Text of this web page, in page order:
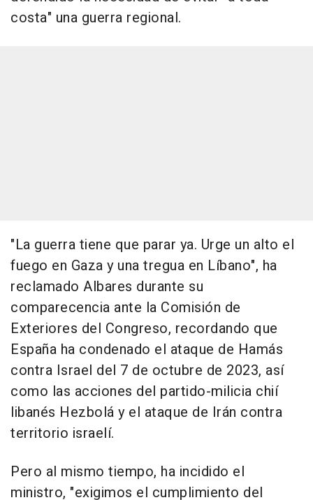
costa" una guerra regional.
"La guerra tiene que parar ya. Urge un alto el
fuego en Gaza y una tregua en Líbano", ha
reclamado Albares durante su
comparecencia ante la Comisión de
Exteriores del Congreso, recordando que
España ha condenado el ataque de Hamás
contra Israel del 7 de octubre de 2023, así
como las acciones del partido-milicia chií
libanés Hezbolá y el ataque de Irán contra
territorio israelí.
Pero al mismo tiempo, ha incidido el
ministro, "exigimos el cumplimiento del